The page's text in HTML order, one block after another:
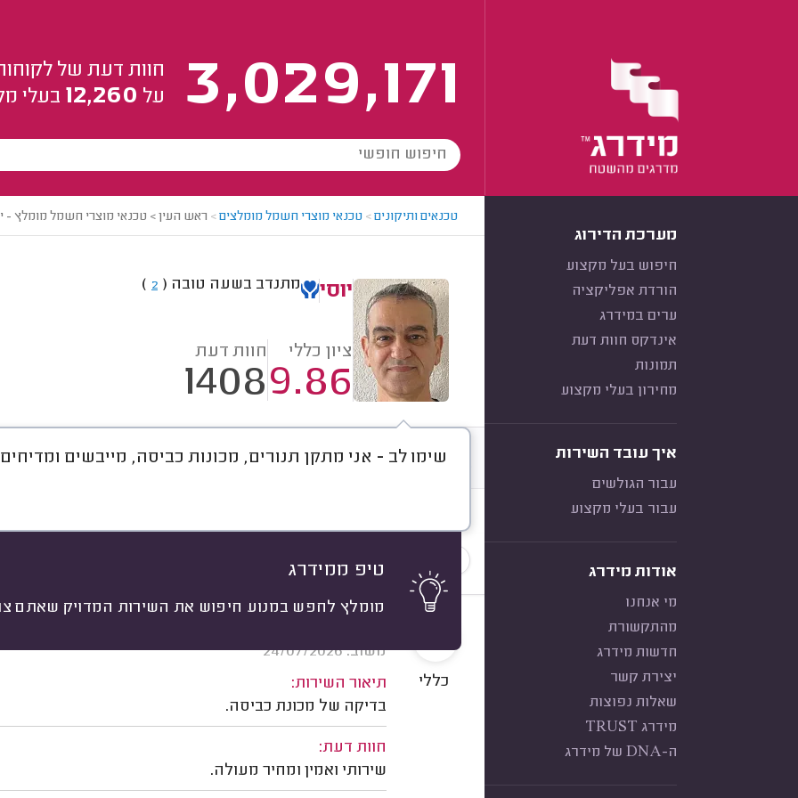
3,029,171
חוות דעת של
על 12,260 בעלי
מערכת הדירוג
חיפוש בעל מקצוע
הורדת אפליקציה
ערים במידרג
אינדקס חוות דעת
תמונות
מחירון בעלי מקצוע
איך עובד השירות
עבור הגולשים
עבור בעלי מקצוע
אודות מידרג
מי אנחנו
מהתקשורת
חדשות מידרג
יצירת קשר
שאלות נפוצות
מידרג TRUST
ה-DNA של מידרג
טכנאים ותיקונים> טכנאי מוצרי חשמל מומלצים> ראש העין > טכנאי מוצרי חשמל מומלץ -
יוסי מתנדב בשעה טובה (
2
)
ציון כללי
9.86
חוות דעת
1408
שימו לב - אני מתקן תנורים, מכונות כביסה, מייבשים
טיפ ממידרג
מומלץ לחפש במנוע חיפוש את השירות המדויק שאתם
דברו איתי חוות דעת מחירים ממוצע A
לפי מכשיר
משוב: 24/07/2026
תיאור השירות:
בדיקה של מכונת כביסה.
חוות דעת:
שירותי ואמין ומחיר מעולה.
10
כללי